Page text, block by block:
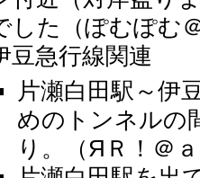
した（ぽむぽむ
豆急行線関連
片瀬白田駅～伊
めのトンネルの
り。（ЯＲ！＠